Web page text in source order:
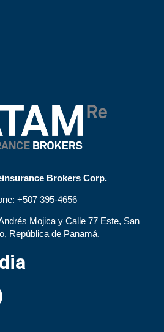
Brokers Corp.
+507 395-4656
Mojica y Calle 77 Este, San
República de Panamá.